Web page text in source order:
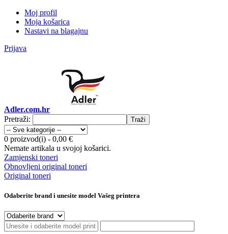
Moj profil
Moja košarica
Nastavi na blagajnu
Prijava
Adler.com.hr
Pretraži:
Traži
0 proizvod(i) - 0,00 €
Nemate artikala u svojoj košarici.
Zamjenski toneri
Obnovljeni original toneri
Original toneri
Odaberite brand i unesite model Vašeg printera